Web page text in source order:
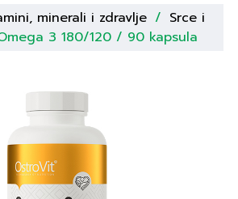
minerali i zdravlje / Srce i
3 180/120 / 90 kapsula